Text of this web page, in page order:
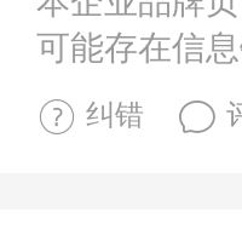
可能存在信
纠错